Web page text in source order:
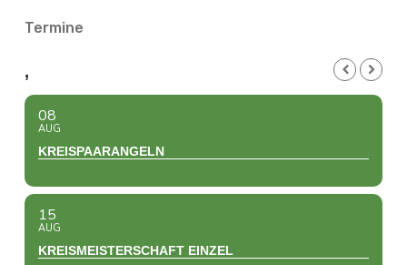
Termine
,
08
AUG
KREISPAARANGELN
15
AUG
KREISMEISTERSCHAFT EINZEL